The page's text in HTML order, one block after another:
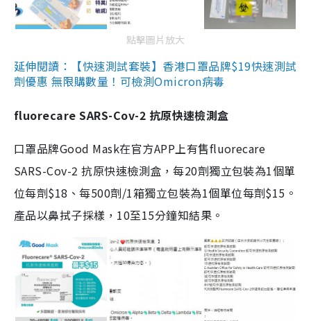
點擊圖片放大
延伸閱讀：【快速測試套裝】香港口罩品牌$19快速測試
劑優惠 無限購數量！可檢測Omicron病毒
fluorecare SARS-Cov-2 抗原快速檢測盒
口罩品牌Good Mask在官方APP上有售fluorecare
SARS-Cov-2 抗原快速檢測盒，每20劑獨立包裝為1個單
位每劑$18、每500劑/1箱獨立包裝為1個單位每劑$15。
產品以鼻拭子採樣，10至15分鐘知結果。